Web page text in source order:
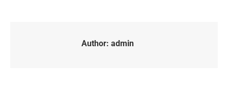
Author: admin